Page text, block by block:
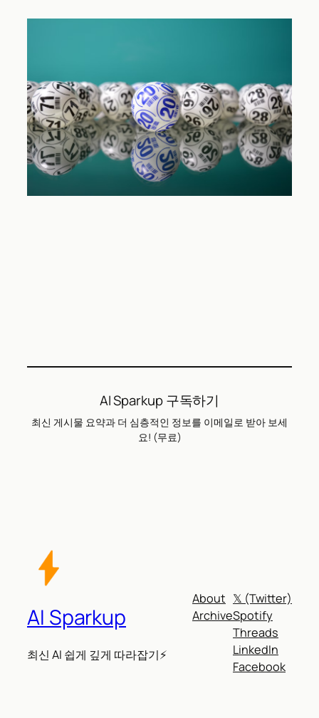
AI Sparkup 구독하기
최신 게시물 요약과 더 심층적인 정보를 이메일로 받아 보세
요! (무료)
AI Sparkup
최신 AI 쉽게 깊게 따라잡기⚡
About
Archive
𝕏 (Twitter)
Spotify
Threads
LinkedIn
Facebook